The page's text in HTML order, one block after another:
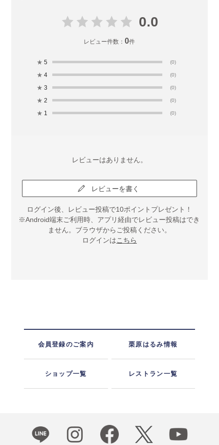
0.0
レビュー件数：0件
★ 5 (0)
★ 4 (0)
★ 3 (0)
★ 2 (0)
★ 1 (0)
レビューはありません。
レビューを書く
ログイン後、レビュー投稿で10ポイントプレゼント！
※Android端末ご利用時、アプリ経由でレビュー投稿はでき
ません。ブラウザからご投稿ください。
ログインはこちら
会員登録のご案内 栗原はるみ情報
ショップ一覧 レストラン一覧